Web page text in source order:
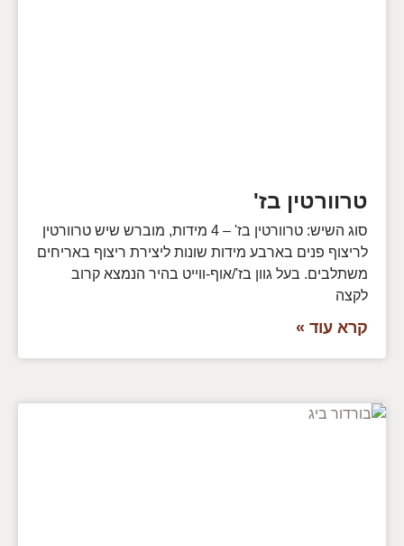
טרוורטין בז'
סוג השיש: טרוורטין בז' – 4 מידות, מוברש שיש טרוורטין
לריצוף פנים בארבע מידות שונות ליצירת ריצוף באריחים
משתלבים. בעל גוון בז'/אוף-ווייט בהיר הנמצא קרוב
לקצה
קרא עוד »